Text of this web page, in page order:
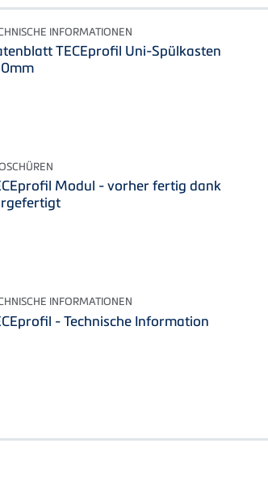
INFORMATIONEN
TECEprofil Uni-Spülkasten
Modul - vorher fertig dank
INFORMATIONEN
- Technische Information